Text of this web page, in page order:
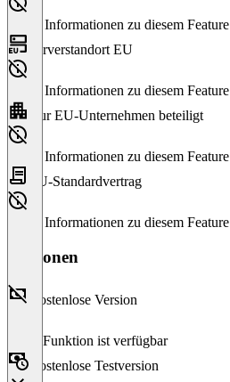
Keine Informationen zu diesem Feature
Serverstandort EU
Keine Informationen zu diesem Feature
Nur EU-Unternehmen beteiligt
Keine Informationen zu diesem Feature
EU-Standardvertrag
Keine Informationen zu diesem Feature
Versionen
Kostenlose Version
Diese Funktion ist verfügbar
Kostenlose Testversion